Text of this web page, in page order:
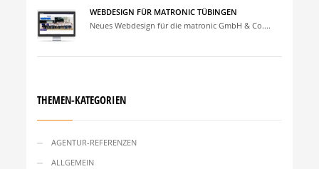
WEBDESIGN FÜR MATRONIC TÜBINGEN
Neues Webdesign für die matronic GmbH & Co....
THEMEN-KATEGORIEN
AGENTUR-REFERENZEN
ALLGEMEIN